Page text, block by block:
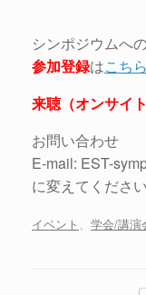
シンポジウムへ
参加登録はこちら
来聴（オンサイ
お問い合わせ
E-mail: EST-
に変えてくださ
イベント 学会/講演